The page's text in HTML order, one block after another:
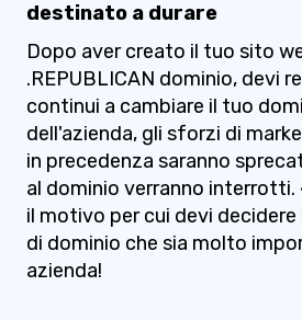
destinato a durare
Dopo aver creato il tuo sito
.REPUBLICAN dominio, devi
continui a cambiare il tuo
dell'azienda, gli sforzi di
in precedenza saranno
al dominio verranno interrotti.
il motivo per cui devi decidere
di dominio che sia molto
azienda!